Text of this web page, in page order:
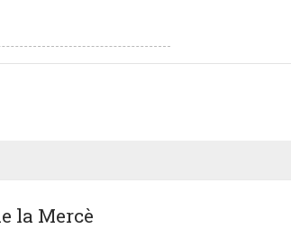
la Mercè
nos